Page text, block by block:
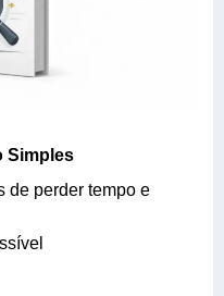
Simples
de perder tempo e